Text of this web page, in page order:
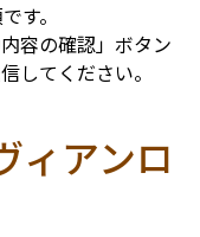
す。
容の確認」ボタン
してください。
ィアンロ